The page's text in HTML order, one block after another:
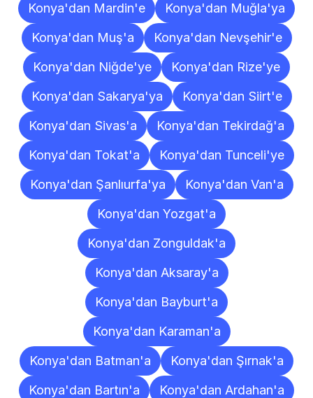
Konya'dan Mardin'e
Konya'dan Muğla'ya
Konya'dan Muş'a
Konya'dan Nevşehir'e
Konya'dan Niğde'ye
Konya'dan Rize'ye
Konya'dan Sakarya'ya
Konya'dan Siirt'e
Konya'dan Sivas'a
Konya'dan Tekirdağ'a
Konya'dan Tokat'a
Konya'dan Tunceli'ye
Konya'dan Şanlıurfa'ya
Konya'dan Van'a
Konya'dan Yozgat'a
Konya'dan Zonguldak'a
Konya'dan Aksaray'a
Konya'dan Bayburt'a
Konya'dan Karaman'a
Konya'dan Batman'a
Konya'dan Şırnak'a
Konya'dan Bartın'a
Konya'dan Ardahan'a